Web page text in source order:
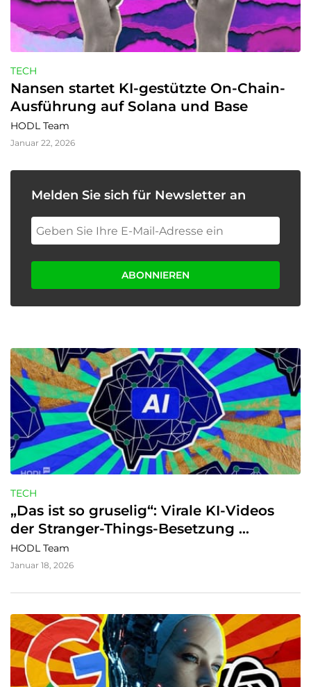
TECH
Nansen startet KI-gestützte On-Chain-
Ausführung auf Solana und Base
HODL Team
Januar 22, 2026
Melden Sie sich für Newsletter an
ABONNIEREN
TECH
„Das ist so gruselig“: Virale KI-Videos
der Stranger-Things-Besetzung
entfachen Deepfake-Ängste neu
HODL Team
Januar 18, 2026